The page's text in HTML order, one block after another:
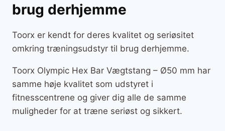
brug derhjemme
Toorx er kendt for deres kvalitet og seriøsitet
omkring træningsudstyr til brug derhjemme.
Toorx Olympic Hex Bar Vægtstang – Ø50 mm har
samme høje kvalitet som udstyret i
fitnesscentrene og giver dig alle de samme
muligheder for at træne seriøst og sikkert.